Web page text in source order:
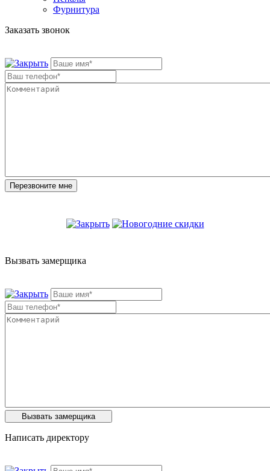
Фурнитура
Заказать звонок
Вызвать замерщика
Написать директору